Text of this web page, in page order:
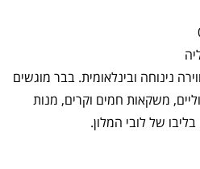
נינוחה ובינלאומית. בבר מוגשים
משקאות חמים וקרים, מנות
של לובי המלון.